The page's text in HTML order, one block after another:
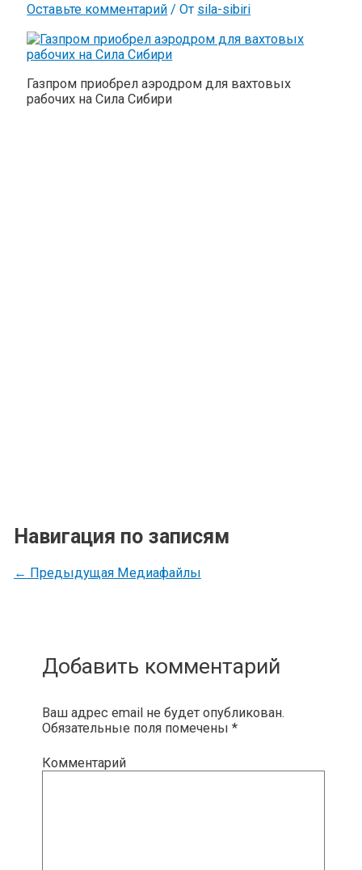
Оставьте комментарий / От sila-sibiri
Газпром приобрел аэродром для вахтовых
рабочих на Сила Сибири
Навигация по записям
← Предыдущая Медиафайлы
Добавить комментарий
Ваш адрес email не будет опубликован.
Обязательные поля помечены *
Комментарий